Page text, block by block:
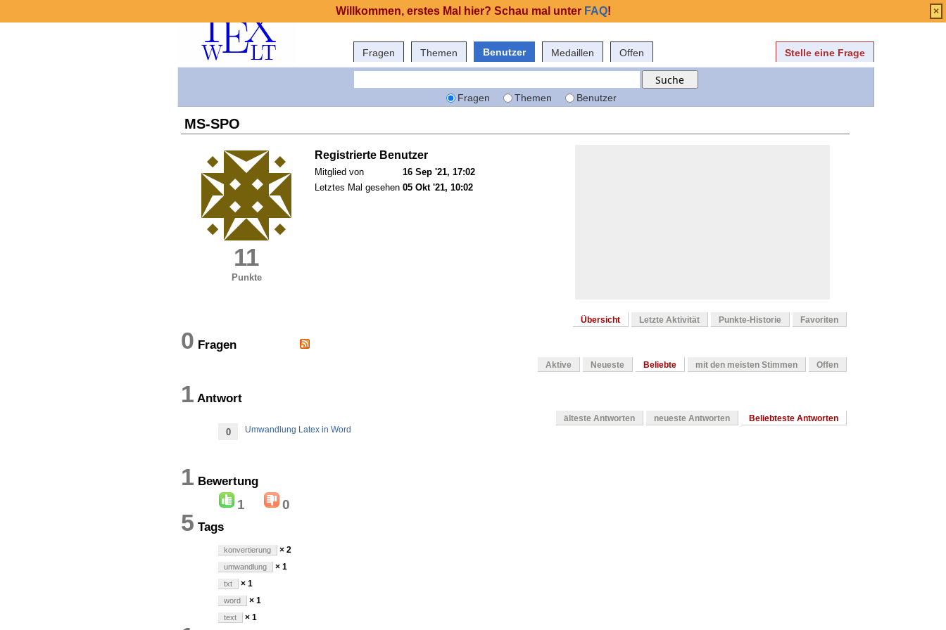
Fragen Themen Benutzer Medaillen Offen Stelle eine Frage
Fragen Themen Benutzer
MS-SPO
11
Punkte
Registrierte Benutzer
Mitglied von
16 Sep '21, 17:02
Letztes Mal gesehen 05 Okt '21, 10:02
Übersicht Letzte Aktivität Punkte-Historie Favoriten
0 Fragen
Aktive Neueste Beliebte mit den meisten Stimmen Offen
1 Antwort
älteste Antworten neueste Antworten Beliebteste Antworten
0 Umwandlung Latex in Word
1 Bewertung
1 0
5 Tags
konvertierung × 2
umwandlung × 1
txt × 1
word × 1
text × 1
Willkommen, erstes Mal hier? Schau mal unter FAQ! ×